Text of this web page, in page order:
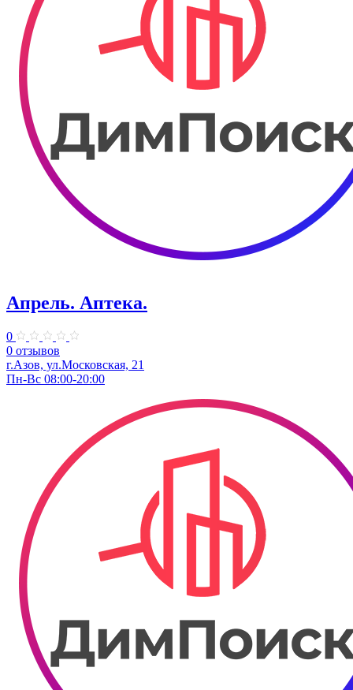
Апрель. ​Аптека.
0
0 отзывов
г.Азов, ул.​Московская, 21
Пн-Вс 08:00-20:00